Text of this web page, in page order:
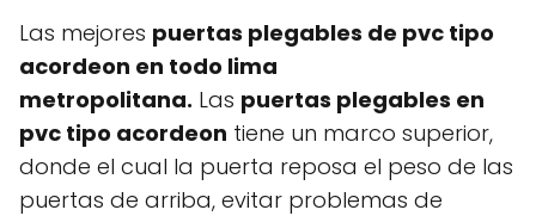
Las mejores puertas plegables de pvc tipo
acordeon en todo lima
metropolitana. Las puertas plegables en
pvc tipo acordeon tiene un marco superior,
donde el cual la puerta reposa el peso de las
puertas de arriba, evitar problemas de